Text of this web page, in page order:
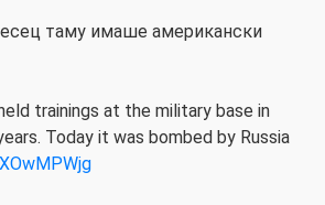
таму имаше американски
trainings at the military base in
Today it was bombed by Russia